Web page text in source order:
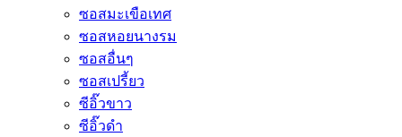
ซอสมะเขือเทศ
ซอสหอยนางรม
ซอสอื่นๆ
ซอสเปรี้ยว
ซีอิ๊วขาว
ซีอิ๊วดำ